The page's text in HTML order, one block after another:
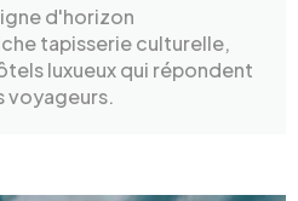
d'horizon
tapisserie culturelle,
luxueux qui répondent
voyageurs.